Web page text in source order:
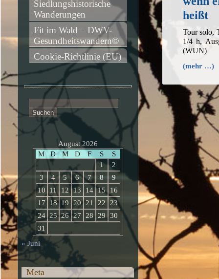
heißt
Tour solo,
1/4 h,
(WUN)
(mehr …)
Siedlungshistorische
Wanderungen
Fit im Wald – DWV-
Gesundheitswandern©
Cookie-Richtlinie (EU)
nach:
August 2026
M
D M D F S
S
1
2
3
4 5 6 7 8
9
10
11 12 13 14 15
16
17
18 19 20 21 22
23
24 25 26 27 28 29
30
31
« Juni
Meta